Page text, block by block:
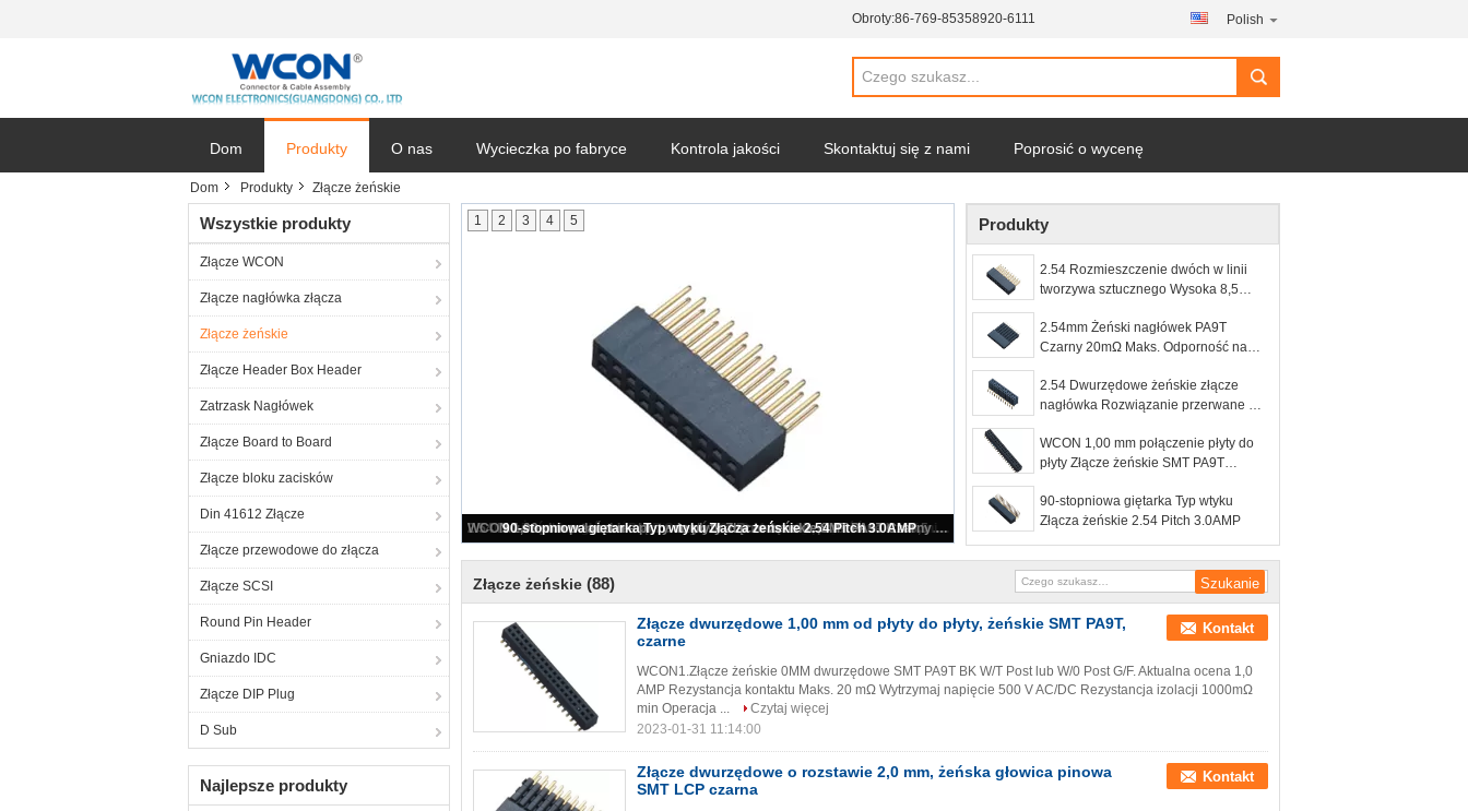
Obroty:86-769-85358920-6111 Polish
Dom Produkty O nas Wycieczka po fabryce Kontrola jakości Skontaktuj się z nami Poprosić o wycenę
Dom Produkty Złącze żeńskie
Wszystkie produkty
Złącze WCON
Złącze nagłówka złącza
Złącze żeńskie
Złącze Header Box Header
Zatrzask Nagłówek
Złącze Board to Board
Złącze bloku zacisków
Din 41612 Złącze
Złącze przewodowe do złącza
Złącze SCSI
Round Pin Header
Gniazdo IDC
Złącze DIP Plug
D Sub
Najlepsze produkty
2.54 Rozmieszczenie dwóch w linii tworzywa sztucznego Wysoka 8,5 wierszowa żeński PCB do złącza PCB
1 2 3 4 5 Produkty
2.54 Rozmieszczenie dwóch w linii
tworzywa sztucznego Wysoka 8,5
2.54mm Żeński nagłówek PA9T
Czarny 20mΩ Maks. Odporność na
2.54 Dwurzędowe żeńskie złącze
nagłówka Rozwiązanie przerwane H =
WCON 1,00 mm połączenie płyty do
płyty Złącze żeńskie SMT PA9T
90-stopniowa giętarka Typ wtyku
Złącza żeńskie 2.54 Pitch 3.0AMP
Złącze żeńskie (88)
Złącze dwurzędowe 1,00 mm od płyty do płyty, żeńskie SMT PA9T,
czarne
Kontakt
WCON1.Złącze żeńskie 0MM dwurzędowe SMT PA9T BK W/T Post lub W/0 Post G/F. Aktualna ocena 1,0
AMP Rezystancja kontaktu Maks. 20 mΩ Wytrzymaj napięcie 500 V AC/DC Rezystancja izolacji 1000mΩ
min Operacja ...
Czytaj więcej
2023-01-31 11:14:00
Złącze dwurzędowe o rozstawie 2,0 mm, żeńska głowica pinowa
SMT LCP czarna
Kontakt